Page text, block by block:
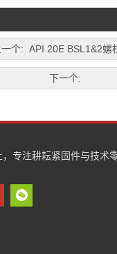
一个: API 20E BSL1&2螺
下一个:
专注耕耘紧固件与技术